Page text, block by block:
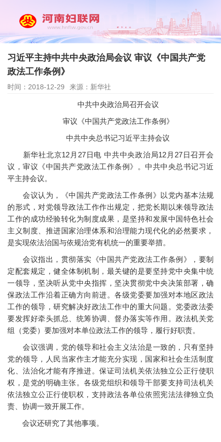
习近平主持中共中央政治局会议 审议《中国共产党
政法工作条例》
时间：2018-12-29 来源：新华社
中共中央政治局召开会议
审议《中国共产党政法工作条例》
中共中央总书记习近平主持会议
新华社北京12月27日电 中共中央政治局12月27日召开会
议，审议《中国共产党政法工作条例》。中共中央总书记习近
平主持会议。
会议认为，《中国共产党政法工作条例》以党内基本法规
的形式，对党领导政法工作作出规定，把党长期以来领导政法
工作的成功经验转化为制度成果，是坚持和发展中国特色社会
主义制度、推进国家治理体系和治理能力现代化的必然要求，
是实现依法治国与依规治党有机统一的重要举措。
会议指出，贯彻落实《中国共产党政法工作条例》，要制
定配套规定，健全体制机制，最关键的是要坚持党中央集中统
一领导，坚决听从党中央指挥，坚决贯彻党中央决策部署，确
保政法工作沿着正确方向前进。各级党委要加强对本地区政法
工作的领导，研究解决好政法工作中的重大问题。党委政法委
要发挥好牵头抓总、统筹协调、督办落实等作用。政法机关党
组（党委）要加强对本单位政法工作的领导，履行好职责。
会议强调，党的领导和社会主义法治是一致的，只有坚持
党的领导，人民当家作主才能充分实现，国家和社会生活制度
化、法治化才能有序推进。保证司法机关依法独立公正行使职
权，是党的明确主张。各级党组织和领导干部要支持司法机关
依法独立公正行使职权，支持政法各单位依照宪法法律独立负
责、协调一致开展工作。
会议还研究了其他事项。